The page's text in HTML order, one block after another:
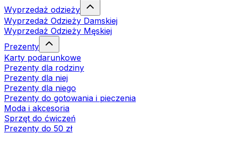
Wyprzedaż odzieży
Wyprzedaż Odzieży Damskiej
Wyprzedaż Odzieży Męskiej
Prezenty
Karty podarunkowe
Prezenty dla rodziny
Prezenty dla niej
Prezenty dla niego
Prezenty do gotowania i pieczenia
Moda i akcesoria
Sprzęt do ćwiczeń
Prezenty do 50 zł